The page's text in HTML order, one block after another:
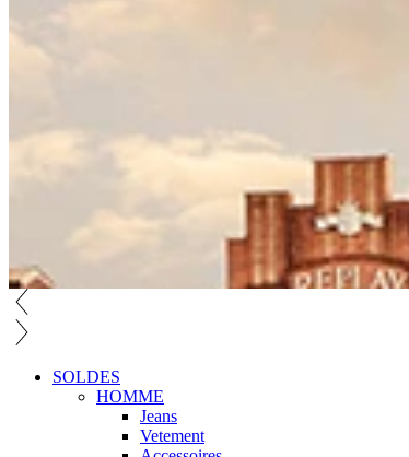
SOLDES
HOMME
Jeans
Vetement